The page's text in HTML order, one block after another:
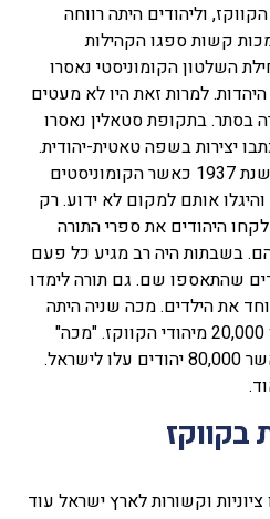
וליהודים היתה רווחה
קשות ספגו הקהילות
השלטון הקומוניסטי נאסרו
למרות זאת היו לא מעטים
בתקופת סטאלין נאסרו
יצירות בשפה טאטית-יהודית.
שיא הרדיפות הרוחניות היה בשנת 1937 כאשר הקומוניסטים
אותם למקום לא ידוע. רק
היהודים את ספרי התורה
בשבתות היה רב מגיע כל פעם
שהתאספו שם. גם תורה לימדו
את הילדים. מכה שניה היתה
בשואה. באוגסט 1942 נרצחו 20,000 מיהודי הקווקז. "מכה"
שלישית היתה בשנות ה90 כאשר 80,000 יהודים עלו לישראל.
בקווקז
וקשורות לארץ ישראל עוד